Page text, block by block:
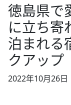
徳島県で
に立ち寄
泊まれる
クアップ
2022年10月26日